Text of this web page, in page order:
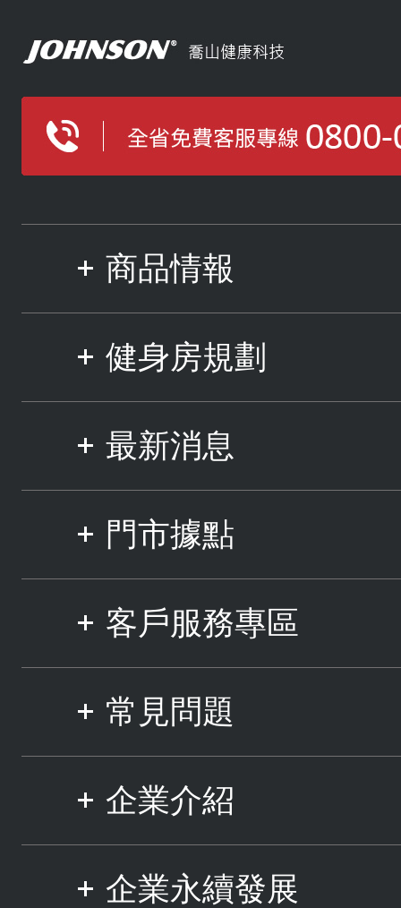
商品情報
健身房規劃
最新消息
門市據點
客戶服務專區
常見問題
企業介紹
企業永續發展